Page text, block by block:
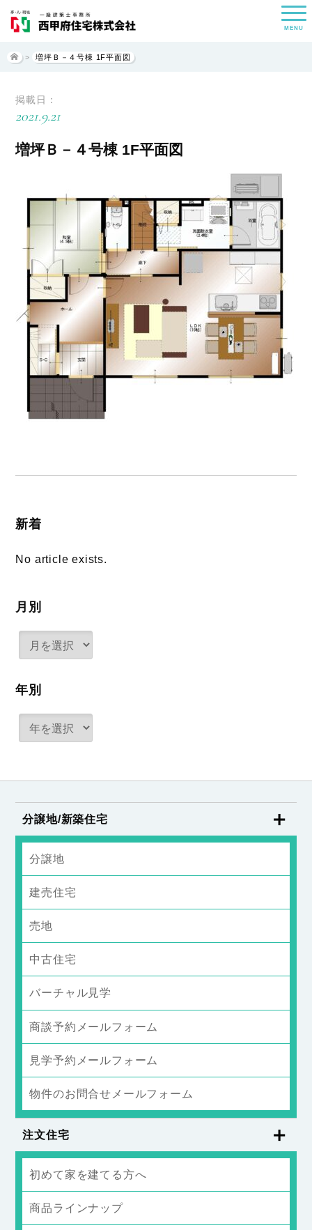
MENU
> 増坪Ｂ－４号棟 1F平面図
掲載日：
2021.9.21
増坪Ｂ－４号棟 1F平面図
新着
No article exists.
月別
年別
分譲地/新築住宅
分譲地
建売住宅
売地
中古住宅
バーチャル見学
商談予約メールフォーム
見学予約メールフォーム
物件のお問合せメールフォーム
注文住宅
初めて家を建てる方へ
商品ラインナップ